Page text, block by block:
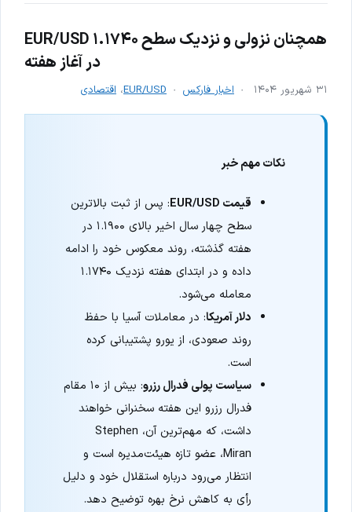
EUR/USD همچنان نزولی و نزدیک سطح ۱.۱۷۴۰
در آغاز هفته
۳۱ شهریور ۱۴۰۴ اخبار فارکس EUR/USD، اقتصادی
نکات مهم خبر
قیمت EUR/USD
: پس از ثبت بالاترین
سطح چهار سال اخیر بالای ۱.۱۹۰۰ در
هفته گذشته، روند معکوس خود را ادامه
داده و در ابتدای هفته نزدیک ۱.۱۷۴۰
معامله می‌شود.
دلار آمریکا: در معاملات آسیا با حفظ
روند صعودی، از یورو پشتیبانی کرده
است.
سیاست پولی فدرال رزرو
: بیش از ۱۰ مقام
فدرال رزرو این هفته سخنرانی خواهند
داشت، که مهم‌ترین آن، Stephen
Miran، عضو تازه هیئت‌مدیره است و
انتظار می‌رود درباره استقلال خود و دلیل
رأی به کاهش نرخ بهره توضیح دهد.